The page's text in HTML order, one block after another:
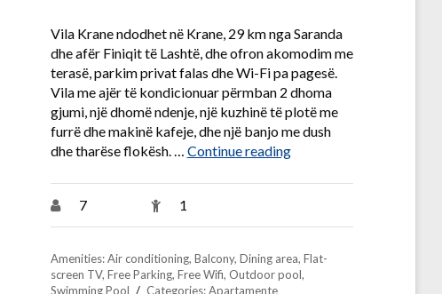
Himarë”
Vila Krane ndodhet në Krane, 29 km nga Saranda
dhe afër Finiqit të Lashtë, dhe ofron akomodim me
terasë, parkim privat falas dhe Wi-Fi pa pagesë.
Vila me ajër të kondicionuar përmban 2 dhoma
gjumi, një dhomë ndenje, një kuzhinë të plotë me
furrë dhe makinë kafeje, dhe një banjo me dush
dhe tharëse flokësh. … Continue reading“Vila Krane”
7 1
Amenities: Air conditioning, Balcony, Dining area, Flat-
screen TV, Free Parking, Free Wifi, Outdoor pool,
Swimming Pool
Categories: Apartamente